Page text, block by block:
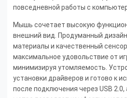
повседневной работы с
Мышь сочетает высокую
внешний вид. Продуманный
материалы и качественный
максимальное удовольствие от
минимизируя утомляемость.
установки драйверов и готово к
после подключения через USB 2.0,